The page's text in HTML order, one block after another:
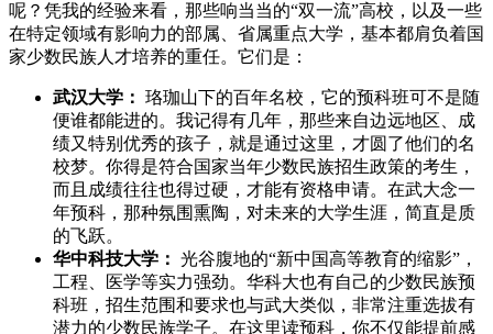
呢？凭我的经验来看，那些响当当的“双一流”高校，以及一些
在特定领域有影响力的部属、省属重点大学，基本都肩负着国
家少数民族人才培养的重任。它们是：
武汉大学： 珞珈山下的百年名校，它的预科班可不是随
便谁都能进的。我记得有几年，那些来自边远地区、成
绩又特别优秀的孩子，就是通过这里，才圆了他们的名
校梦。你得是符合国家当年少数民族招生政策的考生，
而且成绩往往也得过硬，才能有资格申请。在武大念一
年预科，那种氛围熏陶，对未来的大学生涯，简直是质
的飞跃。
华中科技大学： 光谷腹地的“新中国高等教育的缩影”，
工程、医学等实力强劲。华科大也有自己的少数民族预
科班，招生范围和要求也与武大类似，非常注重选拔有
潜力的少数民族学子。在这里读预科，你不仅能提前感